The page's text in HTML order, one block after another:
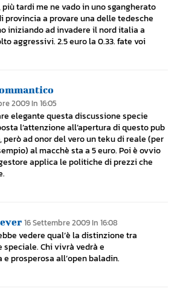
più tardi me ne vado in uno sgangherato
provincia a provare una delle tedesche
iniziando ad invadere il nord italia a
aggressivi. 2.5 euro la 0.33. fate voi
2009 In 16:05
elegante questa discussione specie
l’attenzione all’apertura di questo pub
però ad onor del vero un teku di reale (per
al macchè sta a 5 euro. Poi è ovvio
applica le politiche di prezzi che
16 Settembre 2009 In 16:08
vedere qual’è la distinzione tra
speciale. Chi vivrà vedrà e
e prosperosa all’open baladin.